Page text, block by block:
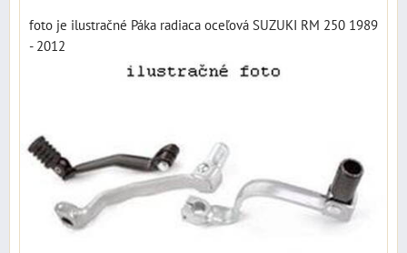
foto je ilustračné Páka radiaca oceľová SUZUKI RM 250 1989
- 2012